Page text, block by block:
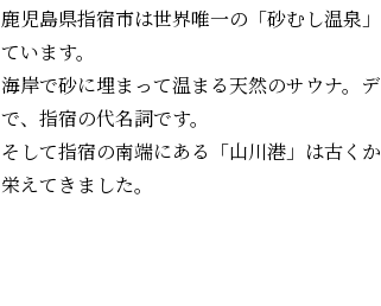
鹿児島県指宿市は世界唯一の「砂むし温泉
ています。
海岸で砂に埋まって温まる天然のサウナ。
で、指宿の代名詞です。
そして指宿の南端にある「山川港」は古く
栄えてきました。